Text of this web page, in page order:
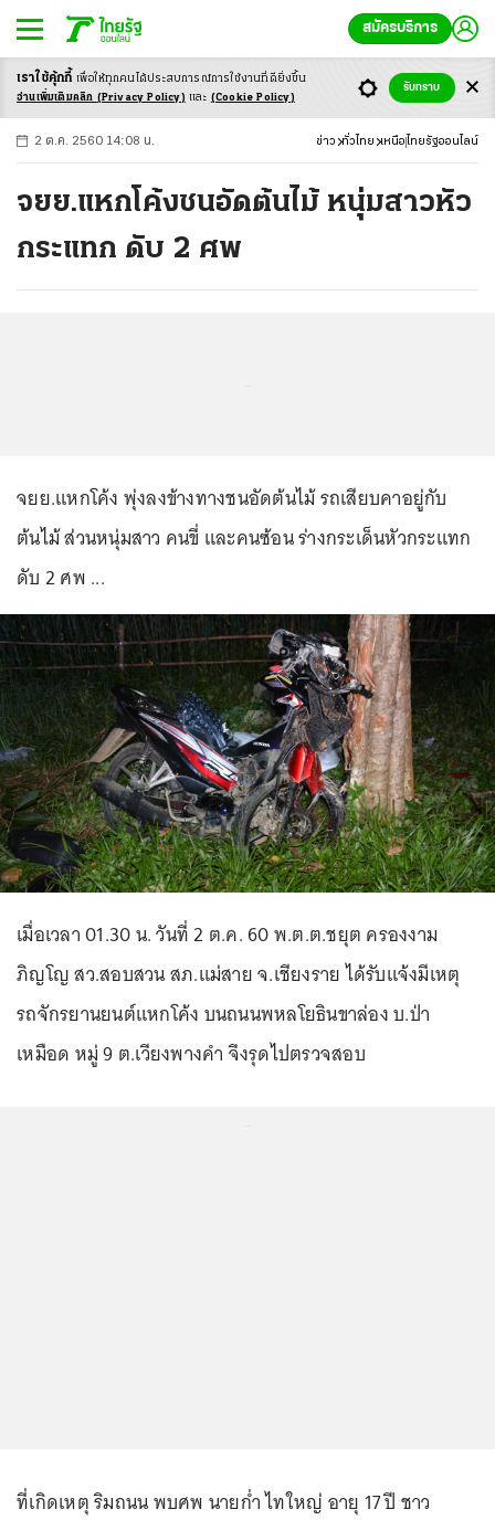
สมัครบริการ
-ก ก ก+
2 ต.ค. 2560 14:08 น. ข่าว ทั่วไทย เหนือ ไทยรัฐออนไลน์
จยย.แหกโค้งชนอัดต้นไม้ หนุ่มสาวหัว
กระแทก ดับ 2 ศพ
จยย.แหกโค้ง พุ่งลงข้างทางชนอัดต้นไม้ รถเสียบคาอยู่กับ
ต้นไม้ ส่วนหนุ่มสาว คนขี่ และคนซ้อน ร่างกระเด็นหัวกระแทก
ดับ 2 ศพ ...
เมื่อเวลา 01.30 น. วันที่ 2 ต.ค. 60 พ.ต.ต.ชยุต ครองงาม
ภิญโญ สว.สอบสวน สภ.แม่สาย จ.เชียงราย ได้รับแจ้งมีเหตุ
รถจักรยานยนต์แหกโค้ง บนถนนพหลโยธินขาล่อง บ.ป่า
เหมือด หมู่ 9 ต.เวียงพางคำ จึงรุดไปตรวจสอบ
ที่เกิดเหตุ ริมถนน พบศพ นายก่ำ ไทใหญ่ อายุ 17 ปี ชาว
เราใช้คุ้กกี้ เพื่อให้ทุกคนได้ประสบการณ์การใช้งานที่ดียิ่งขึ้น
อ่านเพิ่มเติมคลิก (Privacy Policy) และ (Cookie Policy)
รับทราบ